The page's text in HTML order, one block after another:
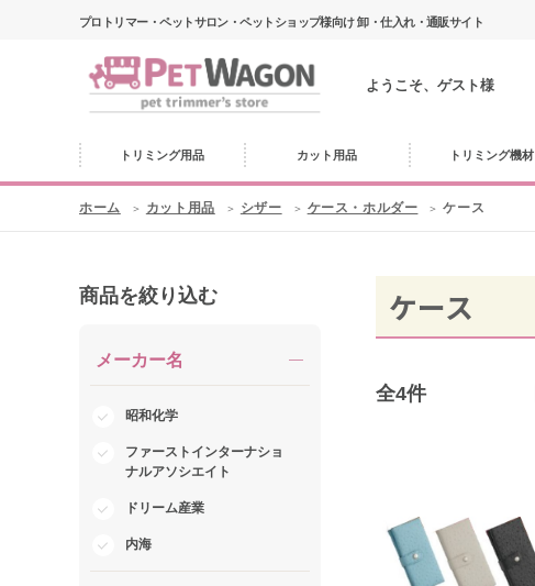
プロトリマー・ペットサロン・ペットショップ様向け 卸・仕入れ・通販サイト
ようこそ、ゲスト様
トリミング用品 カット用品 トリミング機材
ホーム カット用品 シザー ケース・ホルダー ケース
商品を絞り込む
メーカー名
昭和化学
ファーストインターナショ
ナルアソシエイト
ドリーム産業
内海
ケース
全4件